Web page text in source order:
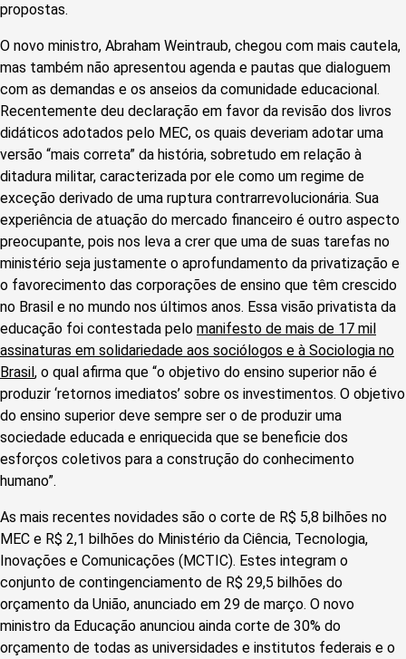
propostas.
O novo ministro, Abraham Weintraub, chegou com mais cautela,
mas também não apresentou agenda e pautas que dialoguem
com as demandas e os anseios da comunidade educacional.
Recentemente deu declaração em favor da revisão dos livros
didáticos adotados pelo MEC, os quais deveriam adotar uma
versão “mais correta” da história, sobretudo em relação à
ditadura militar, caracterizada por ele como um regime de
exceção derivado de uma ruptura contrarrevolucionária. Sua
experiência de atuação do mercado financeiro é outro aspecto
preocupante, pois nos leva a crer que uma de suas tarefas no
ministério seja justamente o aprofundamento da privatização e
o favorecimento das corporações de ensino que têm crescido
no Brasil e no mundo nos últimos anos. Essa visão privatista da
educação foi contestada pelo manifesto de mais de 17 mil
assinaturas em solidariedade aos sociólogos e à Sociologia no
Brasil, o qual afirma que “o objetivo do ensino superior não é
produzir ‘retornos imediatos’ sobre os investimentos. O objetivo
do ensino superior deve sempre ser o de produzir uma
sociedade educada e enriquecida que se beneficie dos
esforços coletivos para a construção do conhecimento
humano”.
As mais recentes novidades são o corte de R$ 5,8 bilhões no
MEC e R$ 2,1 bilhões do Ministério da Ciência, Tecnologia,
Inovações e Comunicações (MCTIC). Estes integram o
conjunto de contingenciamento de R$ 29,5 bilhões do
orçamento da União, anunciado em 29 de março. O novo
ministro da Educação anunciou ainda corte de 30% do
orçamento de todas as universidades e institutos federais e o